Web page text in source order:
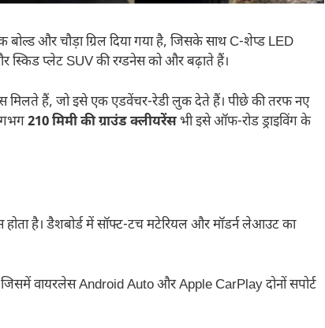
और चौड़ा ग्रिल दिया गया है, जिसके साथ C-शेप्ड LED
प्लेट SUV की रग्डनेस को और बढ़ाते हैं।
मिलते हैं, जो इसे एक एडवेंचर-रेडी लुक देते हैं। पीछे की तरफ नए
210 मिमी की ग्राउंड क्लीयरेंसभी इसे ऑफ-रोड ड्राइविंग के
है। डैशबोर्ड में सॉफ्ट-टच मटेरियल और मॉडर्न लेआउट का
जिसमें वायरलेस Android Auto और Apple CarPlay दोनों सपोर्ट